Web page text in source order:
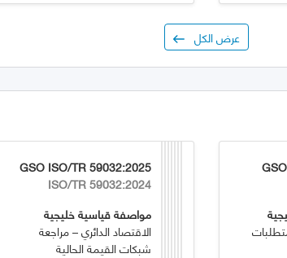
عرض الكل
GSO ISO/TR 59032:2025
ISO/TR 59032:2024
مواصفة قياسية خليجية
الاقتصاد الدائري – مراجعة
شبكات القيمة الحالية